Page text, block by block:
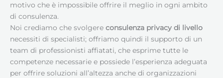
motivo che è impossibile offrire il meglio in ogni ambito
di consulenza.
Noi crediamo che svolgere consulenza privacy di livello
necessiti di specialisti; offriamo quindi il supporto di un
team di professionisti affiatati, che esprime tutte le
competenze necessarie e possiede l’esperienza adeguata
per offrire soluzioni all’altezza anche di organizzazioni